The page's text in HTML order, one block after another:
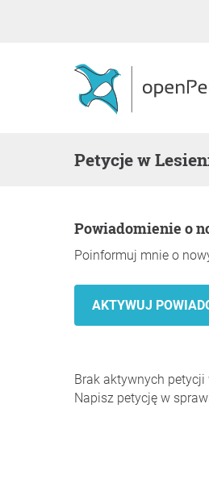
Petycje w
Powiadomienie o
Poinformuj mnie o
Brak aktywnych petycji
Napisz petycję w